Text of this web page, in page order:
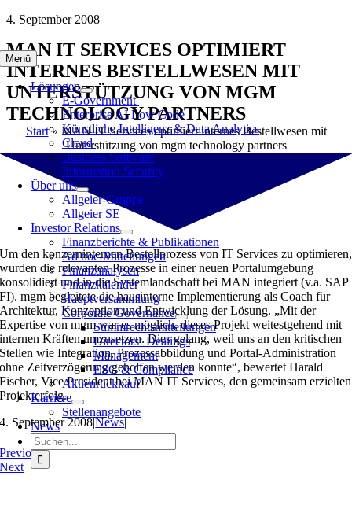
Zum
springen
Menü
Lösungen
E-Government
Enterprise AI Low Code
Künstliche Intelligenz & Data Analytics
Cloud
Business Software
Information Security
Über uns
Allgeier-Gruppe
Allgeier SE
Investor Relations
Finanzberichte & Publikationen
Ad hoc-Mitteilungen
Finanzanalysen
Finanzkalender
Hauptversammlung
Corporate Governance
Stimmrechtsmitteilungen
Directors‘ Dealings
Management
ESG & Compliance
Aktienrückkauf
Karriere
Stellenangebote
News
Suche
nach:
4. September 2008
MAN IT SERVICES OPTIMIERT
INTERNES BESTELLWESEN MIT
UNTERSTÜTZUNG VON MGM
TECHNOLOGY PARTNERS
Start» MAN IT Services optimiert internes Bestellwesen mit
Unterstützung von mgm technology partners
Um den konzerninternen Bestellprozess von IT Services zu optimieren,
wurden die relevanten Prozesse in einer neuen Portalumgebung
konsolidiert und in die Systemlandschaft bei MAN integriert (v.a. SAP
FI). mgm begleitete die hausinterne Implementierung als Coach für
Architektur, Konzeption und Entwicklung der Lösung. „Mit der
Expertise von mgm war es möglich, dieses Projekt weitestgehend mit
internen Kräften umzusetzen. Dies gelang, weil uns an den kritischen
Stellen wie Integration, Prozessabbildung und Portal-Administration
ohne Zeitverzögerung geholfen werden konnte“, bewertet Harald
Fischer, Vice President bei MAN IT Services, den gemeinsam erzielten
Projekterfolg.
4. September 2008|News|
Previous
Next